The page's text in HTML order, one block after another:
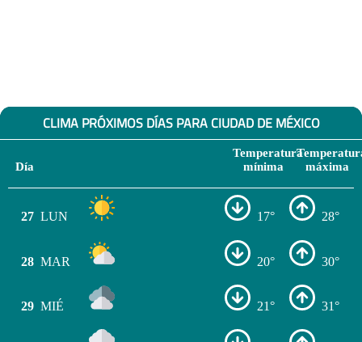
CLIMA PRÓXIMOS DÍAS PARA CIUDAD DE MÉXICO
Día
Temperatura
mínima
máxima
27 LUN 17° 28°
28 MAR 20° 30°
29 MIÉ 21° 31°